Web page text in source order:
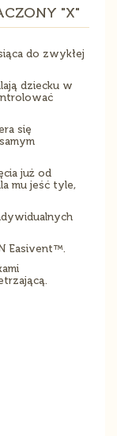
"X"
do zwykłej
dziecku w
się
już od
mu jeść tyle,
Easivent™.